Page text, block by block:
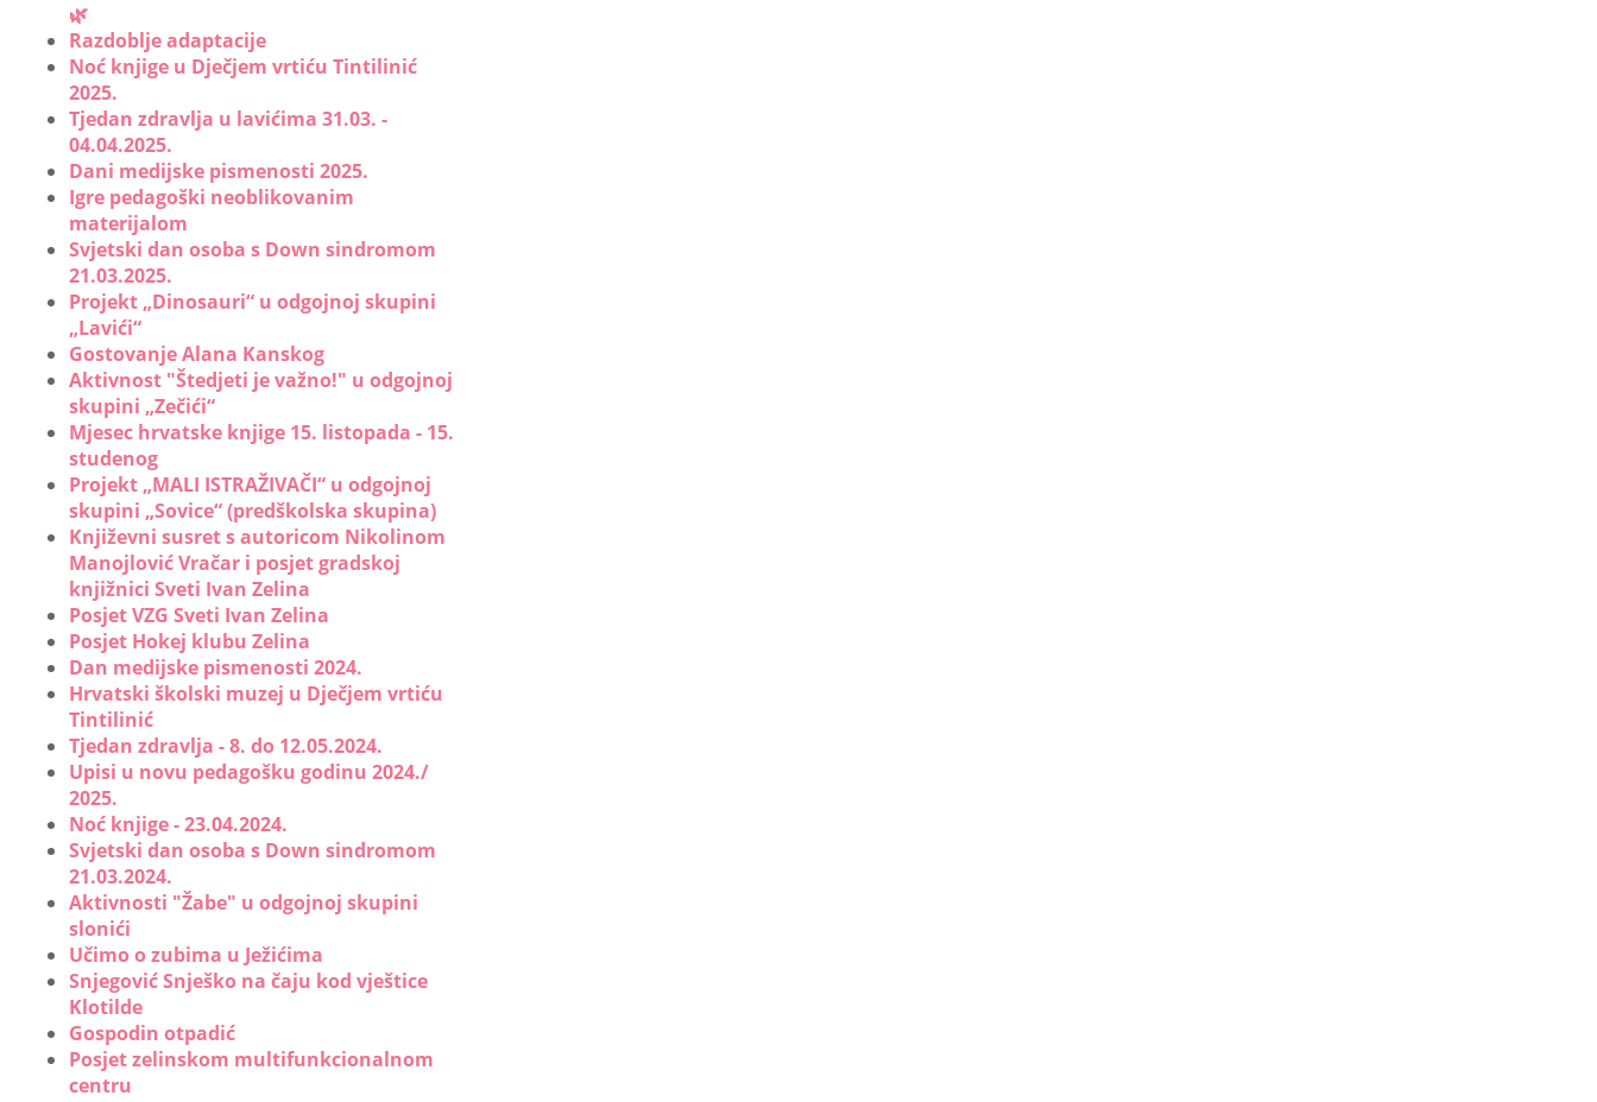
🌿
Razdoblje adaptacije
Noć knjige u Dječjem vrtiću Tintilinić
2025.
Tjedan zdravlja u lavićima 31.03. -
04.04.2025.
Dani medijske pismenosti 2025.
Igre pedagoški neoblikovanim
materijalom
Svjetski dan osoba s Down sindromom
21.03.2025.
Projekt „Dinosauri“ u odgojnoj skupini
„Lavići“
Gostovanje Alana Kanskog
Aktivnost "Štedjeti je važno!" u odgojnoj
skupini „Zečići“
Mjesec hrvatske knjige 15. listopada - 15.
studenog
Projekt „MALI ISTRAŽIVAČI“ u odgojnoj
skupini „Sovice“ (predškolska skupina)
Književni susret s autoricom Nikolinom
Manojlović Vračar i posjet gradskoj
knjižnici Sveti Ivan Zelina
Posjet VZG Sveti Ivan Zelina
Posjet Hokej klubu Zelina
Dan medijske pismenosti 2024.
Hrvatski školski muzej u Dječjem vrtiću
Tintilinić
Tjedan zdravlja - 8. do 12.05.2024.
Upisi u novu pedagošku godinu 2024./
2025.
Noć knjige - 23.04.2024.
Svjetski dan osoba s Down sindromom
21.03.2024.
Aktivnosti "Žabe" u odgojnoj skupini
slonići
Učimo o zubima u Ježićima
Snjegović Snješko na čaju kod vještice
Klotilde
Gospodin otpadić
Posjet zelinskom multifunkcionalnom
centru